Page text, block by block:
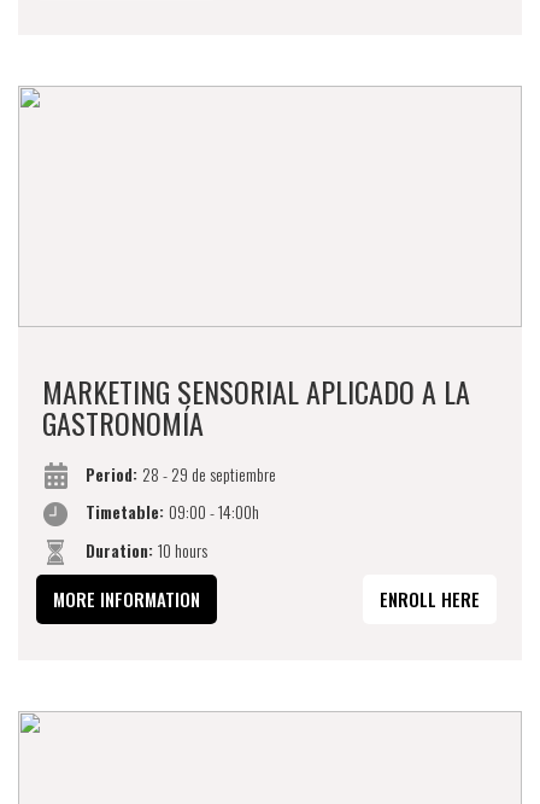
MARKETING SENSORIAL APLICADO A LA
GASTRONOMÍA
Period: 28 - 29 de septiembre
Timetable: 09:00 - 14:00h
Duration: 10 hours
MORE INFORMATION ENROLL HERE